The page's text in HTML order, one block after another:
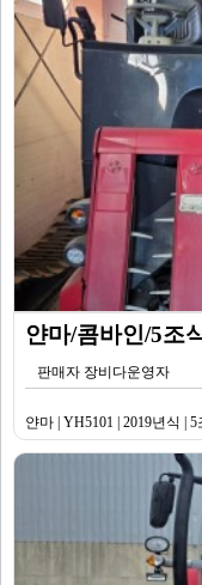
얀마/콤바인/5조
판매자 장비다운영자
얀마 | YH5101 | 2019년식 |